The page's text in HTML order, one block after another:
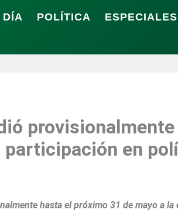
DÍA POLÍTICA ESPECIALES
provisionalmente
participación en
hasta el próximo 31 de mayo a la